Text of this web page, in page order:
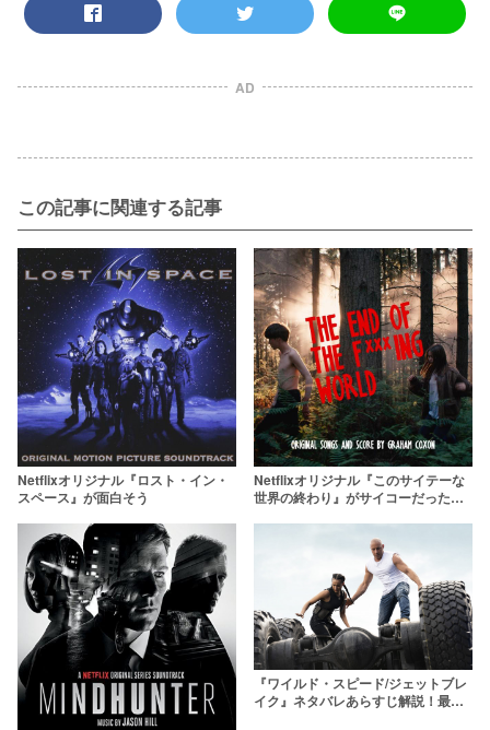
AD
この記事に関連する記事
Netflixオリジナル『ロスト・イン・
スペース』が面白そう
Netflixオリジナル『このサイテーな
世界の終わり』がサイコーだった件
『ワイルド・スピード/ジェットブレ
イク』ネタバレあらすじ解説！最後